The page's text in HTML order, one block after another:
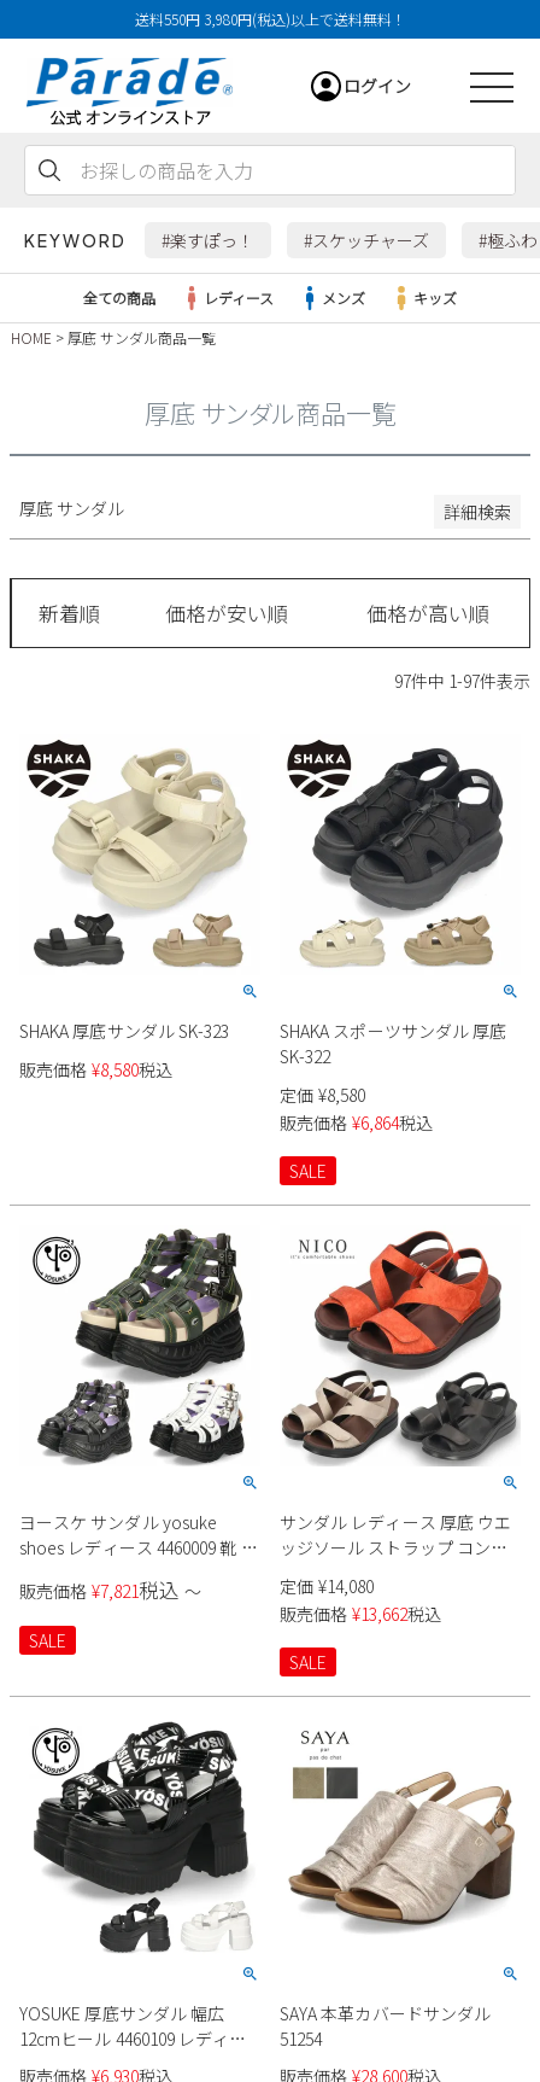
送料550円 3,980円(税込)以上で送料無料！
ログイン
KEYWORD #楽すぽっ！ #スケッチャーズ #極ふ
すべての商品
レインシューズ
ローファー
カジュアルシューズ
ワークシューズ
ブーツ
ウェア
new balance
puma
すべての商品
サンダル
スニーカー
ビジネス・ドレスシューズ
ローファー
カジュアルシューズ
Parade
SKECHERS
GAP
EDWIN
new balance
レインシューズ
スニーカー
スクール
フォーマル
new balance
asics
瞬足
すべての商品
レディース新入荷
メンズ新入荷
キッズ新入荷
すべての商品
レディースSALE
メンズSALE
バッグ
すべての商品
リュック
ボディバッグ
ハンドバッグ
トートバッグ
ショルダーバッグ
財布
雑貨
ケア用品
詳細検索
店舗一覧
お問い合わせ
メルマガ購買
営業日カレンダー
2026 年8月
日 月 木
2
6
23
24 25 27
30
31
2026 年9月
日 月 火 木 金
土
3 4
5
7 11
20
21 22 24
26
27
28 29
全ての商品 レディース メンズ
キッズ
HOME
厚底 サンダル商品一覧
厚底 サンダル商品一覧
厚底 サンダル 詳細検索
29cm
29.5cm
31cm
32cm
特徴
防水・撥水
検索
新着順 価格が安い順 価格が高い順
97件中 1-97件表示
SHAKA 厚底サンダル SK-323
販売価格 ¥8,580税込
SHAKA スポーツサンダル 厚底
SK-322
定価 ¥8,580
販売価格 ¥6,864税込
SALE
ヨースケ サンダル yosuke
shoes レディース 4460009 靴 厚
ポーツサンダル 3E バックジッ
パー
販売価格 ¥7,821税込 〜
SALE
サンダル レディース 厚底 ウエ
ッジソール ストラップ コンフ
ォート レザー シューズ NICO ニ
コ 41711 黒 ブラック ネイビー
ブラウン カジュアル 本革 日本
製
定価 ¥14,080
販売価格 ¥13,662税込
SALE
YOSUKE 厚底サンダル 幅広
12cmヒール 4460109 レディー
ス
販売価格 ¥6,930税込
SAYA 本革カバードサンダル
51254
販売価格 ¥28,600税込